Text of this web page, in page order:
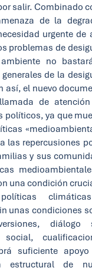
salir. Combinado
de la
urgente de
problemas de
no
de la
así, el nuevo
de
políticos, ya que
las repercusiones
y sus
una condición
unas condiciones
diálogo
suficiente
de